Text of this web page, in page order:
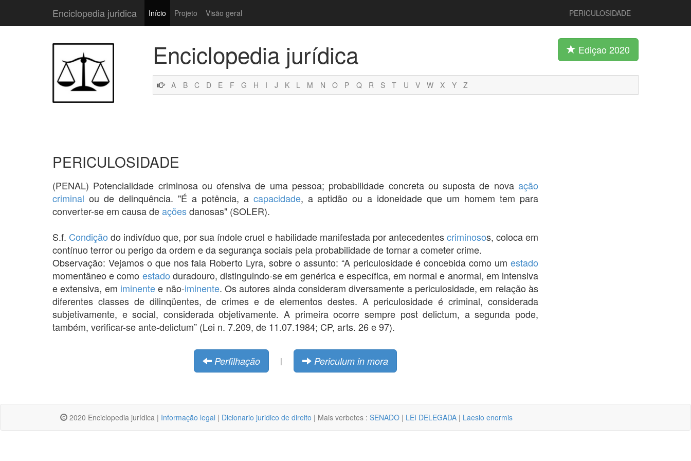
Enciclopedia juridica Início Projeto Visão geral PERICULOSIDADE
Enciclopedia jurídica Ediçao 2020
A B C D E F G H I J K L M N O P Q R S T U V W X Y Z
PERICULOSIDADE
(PENAL) Potencialidade criminosa ou ofensiva de uma pessoa; probabilidade concreta ou suposta de nova ação
criminal ou de delinquência. "É a potência, a capacidade, a aptidão ou a idoneidade que um homem tem para
converter-se em causa deaçõesdanosas" (SOLER).
S.f. Condição do indivíduo que, por sua índole cruel e habilidade manifestada por antecedentescriminosos, coloca em
contínuo terror ou perigo da ordem e da segurança sociais pela probabilidade de tornar a cometer crime.
Observação: Vejamos o que nos fala Roberto Lyra, sobre o assunto: “A periculosidade é concebida como um estado
momentâneo e como estado duradouro, distinguindo-se em genérica e específica, em normal e anormal, em intensiva
e extensiva, em iminentee não-iminente. Os autores ainda consideram diversamente a periculosidade, em relação às
diferentes classes de dilinqüentes, de crimes e de elementos destes. A periculosidade é criminal, considerada
subjetivamente, e social, considerada objetivamente. A primeira ocorre sempre post delictum, a segunda pode,
também, verificar-se ante-delictum” (Lei n. 7.209, de 11.07.1984; CP, arts. 26 e 97).
Perfilhação | Periculum in mora
2020 Enciclopedia jurídica | Informação legal | Dicionario juridico de direito | Mais verbetes : SENADO | LEI DELEGADA | Laesio enormis